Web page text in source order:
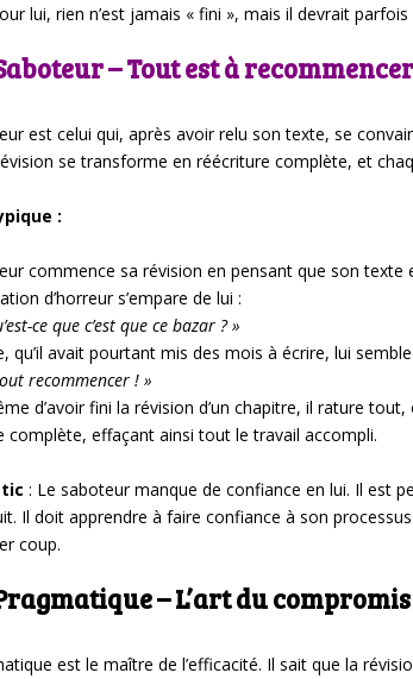
lui, rien n’est jamais « fini », mais il devrait
– Tout est à recommencer
est celui qui, après avoir relu son texte, se
se transforme en réécriture complète, et
:
commence sa révision en pensant que son
d’horreur s’empare de lui :
ce que c’est que ce bazar ? »
qu’il avait pourtant mis des mois à écrire, lui
recommencer ! »
d’avoir fini la révision d’un chapitre, il rature
complète, effaçant ainsi tout le travail accompli.
: Le saboteur manque de confiance en lui. Il est
Il doit apprendre à faire confiance à son
coup.
– L’art du compromis
est le maître de l’efficacité. Il sait que la